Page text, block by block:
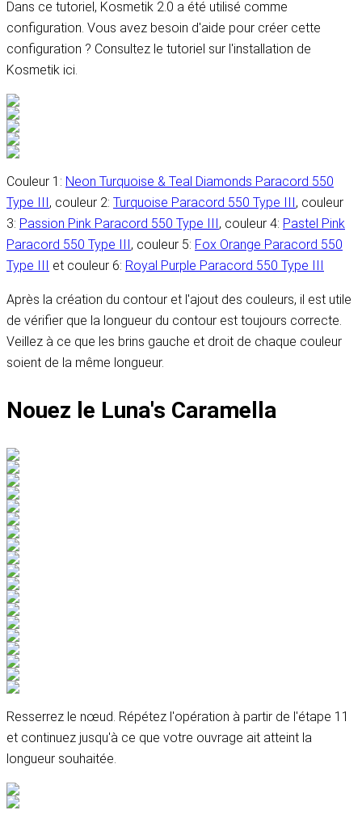
Dans ce tutoriel, Kosmetik 2.0 a été utilisé comme
configuration. Vous avez besoin d'aide pour créer cette
configuration ? Consultez le tutoriel sur l'installation de
Kosmetik ici.
Couleur 1: Neon Turquoise & Teal Diamonds Paracord 550
Type III, couleur 2: Turquoise Paracord 550 Type III, couleur
3: Passion Pink Paracord 550 Type III, couleur 4: Pastel Pink
Paracord 550 Type III, couleur 5: Fox Orange Paracord 550
Type III et couleur 6: Royal Purple Paracord 550 Type III
Après la création du contour et l'ajout des couleurs, il est utile
de vérifier que la longueur du contour est toujours correcte.
Veillez à ce que les brins gauche et droit de chaque couleur
soient de la même longueur.
Nouez le Luna's Caramella
Resserrez le nœud. Répétez l'opération à partir de l'étape 11
et continuez jusqu'à ce que votre ouvrage ait atteint la
longueur souhaitée.